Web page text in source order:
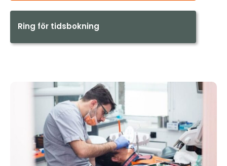
Ring för tidsbokning